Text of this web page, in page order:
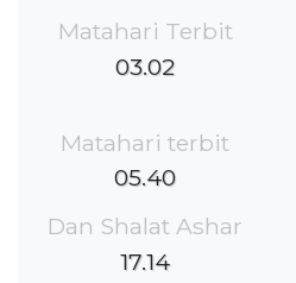
Matahari Terbit
03.02
Matahari terbit
05.40
Dan Shalat Ashar
17.14